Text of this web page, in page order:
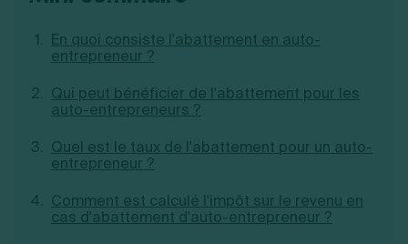
Découvrez notre cabinet d'expertise
Création de SCI
Création d'association
Ouverture compte pro
Fermeture d’une entreprise
En quoi consiste l'abattement en auto-
entrepreneur ?
Qui peut bénéficier de l'abattement pour les
auto-entrepreneurs ?
Quel est le taux de l'abattement pour un auto-
entrepreneur ?
Comment est calculé l'impôt sur le revenu en
cas d'abattement d'auto-entrepreneur ?